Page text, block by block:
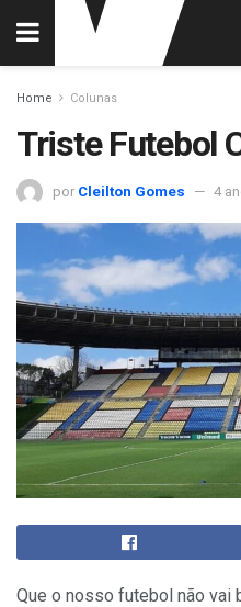
Home Colunas
Triste Futebol
por Cleilton Gomes 4
Que o nosso futebol não vai